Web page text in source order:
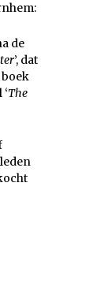
de
’, dat
The